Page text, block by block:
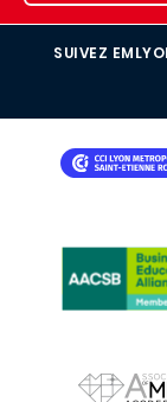
SUIVEZ
IMAGE
IMAGE